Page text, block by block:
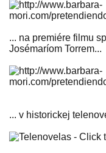
... na premiére filmu
Josémaríom Torrem...
... v historickej